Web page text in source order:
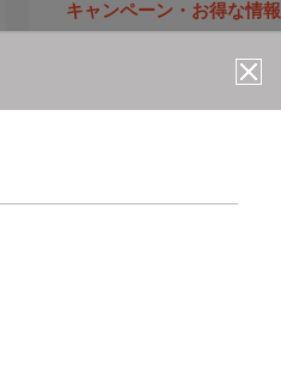
キャンペーン・お得な情報